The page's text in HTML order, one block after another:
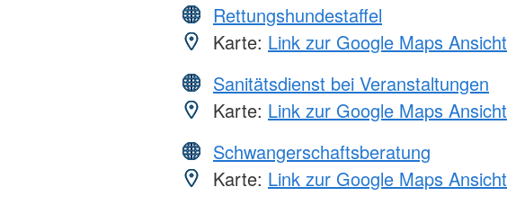
Rettungshundestaffel
Karte: Link zur Google Maps Ansicht
Sanitätsdienst bei Veranstaltungen
Karte: Link zur Google Maps Ansicht
Schwangerschaftsberatung
Karte: Link zur Google Maps Ansicht